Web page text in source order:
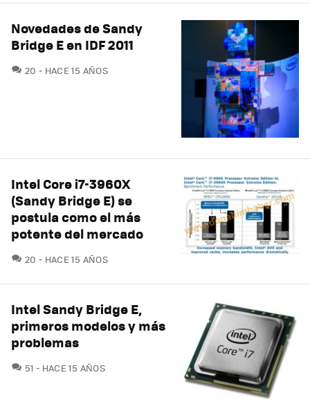
Novedades de Sandy
Bridge E en IDF 2011
20 COMENTARIOS
HACE 15 AÑOS
Intel Core i7-3960X
(Sandy Bridge E) se
postula como el más
potente del mercado
20 COMENTARIOS
HACE 15 AÑOS
Intel Sandy Bridge E,
primeros modelos y más
problemas
51 COMENTARIOS
HACE 15 AÑOS